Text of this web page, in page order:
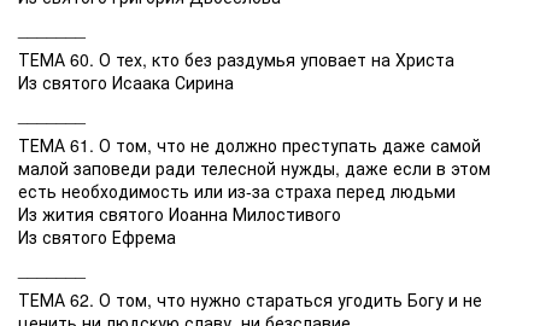
ТЕМА 60. О тех, кто без раздумья уповает на Христа
Из святого Исаака Сирина
ТЕМА 61. О том, что не должно преступать даже самой
малой заповеди ради телесной нужды, даже если в этом
есть необходимость или из-за страха перед людьми
Из жития святого Иоанна Милостивого
Из святого Ефрема
ТЕМА 62. О том, что нужно стараться угодить Богу и не